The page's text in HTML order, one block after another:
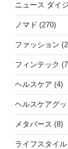
ニュース ダイ
ノマド (270)
ファッション
フィンテック
ヘルスケア (4)
ヘルスケアグ
メタバース (8)
ライフスタイル